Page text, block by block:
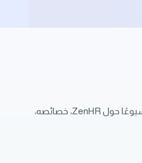
إجابات سريعة على أكثر الأسئلة شيوعًا حول ZenHR، خصائصه،